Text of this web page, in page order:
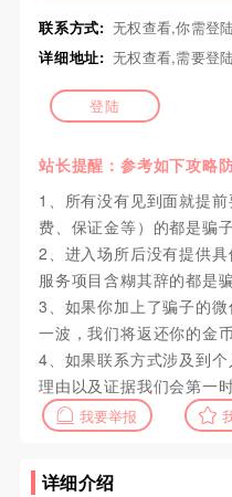
联系方式: 无权查看,你需登
详细地址: 无权查看,需要登
登陆
站长提醒：参考如下攻略
1、所有没有见到面就提
费、保证金等）的都是骗
2、进入场所后没有提供
服务项目含糊其辞的都是
3、如果你加上了骗子的
一波，我们将返还你的金币
4、如果联系方式涉及到
理由以及证据我们会第一时
我要举报
详细介绍